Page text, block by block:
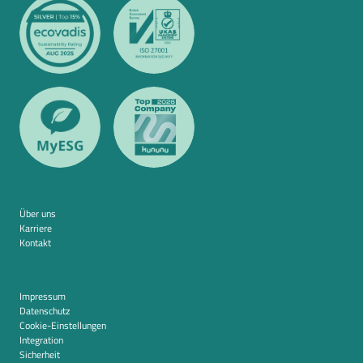
Über uns
Karriere
Kontakt
Impressum
Datenschutz
Cookie-Einstellungen
Integration
Sicherheit